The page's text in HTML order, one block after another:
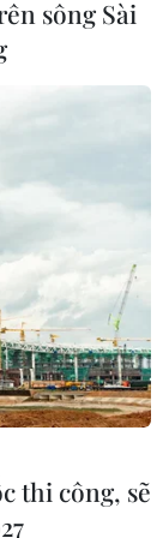
sông Sài
thi công, sẽ